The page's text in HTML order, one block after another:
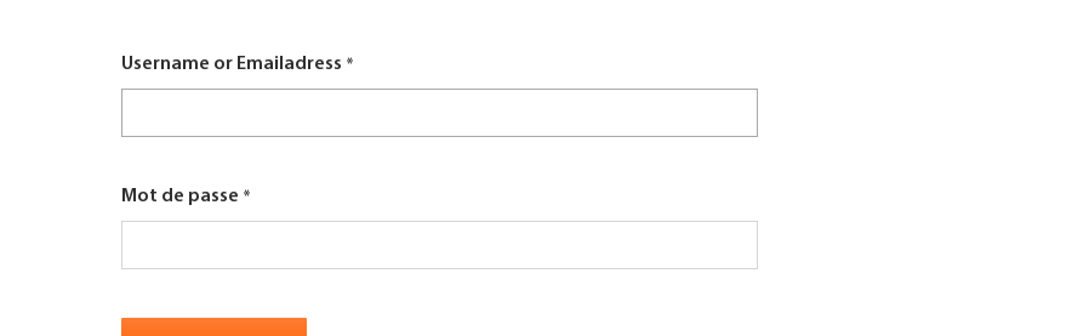
MAGAZINE SPÉCIALISÉ
Username or Emailadress
Mot de passe